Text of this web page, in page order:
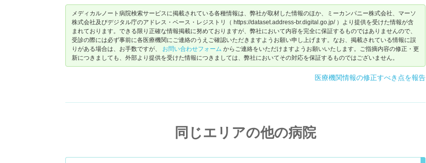
メディカルノート病院検索サービスに掲載されている各種情報は、弊社が取材した情報のほか、ミーカンパニー株式会社、マーソ
株式会社及びデジタル庁のアドレス・ベース・レジストリ（ https://dataset.address-br.digital.go.jp/ ）より提供を受けた情報が含
まれております。できる限り正確な情報掲載に努めておりますが、弊社において内容を完全に保証するものではありませんので、
受診の際には必ず事前に各医療機関にご連絡のうえご確認いただきますようお願い申し上げます。なお、掲載されている情報に誤
りがある場合は、お手数ですが、 お問い合わせフォーム からご連絡をいただけますようお願いいたします。ご指摘内容の修正・更
新につきましても、外部より提供を受けた情報につきましては、弊社においてその対応を保証するものではございません。
医療機関情報の修正すべき点を報告
同じエリアの他の病院